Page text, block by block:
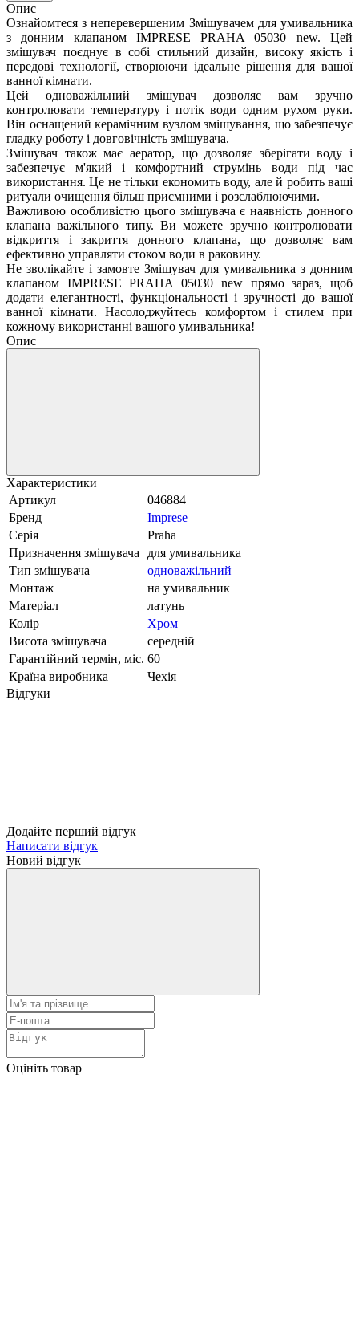
Опис
Ознайомтеся з неперевершеним Змішувачем для умивальника
з донним клапаном IMPRESE PRAHA 05030 new. Цей
змішувач поєднує в собі стильний дизайн, високу якість і
передові технології, створюючи ідеальне рішення для вашої
ванної кімнати.
Цей одноважільний змішувач дозволяє вам зручно
контролювати температуру і потік води одним рухом руки.
Він оснащений керамічним вузлом змішування, що забезпечує
гладку роботу і довговічність змішувача.
Змішувач також має аератор, що дозволяє зберігати воду і
забезпечує м'який і комфортний струмінь води під час
використання. Це не тільки економить воду, але й робить ваші
ритуали очищення більш приємними і розслаблюючими.
Важливою особливістю цього змішувача є наявність донного
клапана важільного типу. Ви можете зручно контролювати
відкриття і закриття донного клапана, що дозволяє вам
ефективно управляти стоком води в раковину.
Не зволікайте і замовте Змішувач для умивальника з донним
клапаном IMPRESE PRAHA 05030 new прямо зараз, щоб
додати елегантності, функціональності і зручності до вашої
ванної кімнати. Насолоджуйтесь комфортом і стилем при
кожному використанні вашого умивальника!
Опис
Характеристики
Артикул
046884
Бренд
Imprese
Серія
Praha
Призначення змішувача
для умивальника
Тип змішувача
одноважільний
Монтаж
на умивальник
Матеріал
латунь
Колір
Хром
Висота змішувача
середній
Гарантійний термін, міс. 60
Країна виробника
Чехія
Відгуки
Додайте перший відгук
Написати відгук
Новий відгук
Оцініть товар